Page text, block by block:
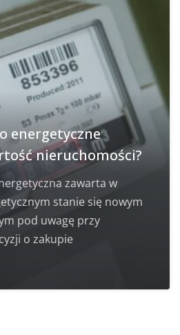
energetyczne
nieruchomości?
zawarta w
stanie się nowym
pod uwagę przy
o zakupie